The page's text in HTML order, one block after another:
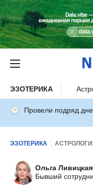
ЭЗОТЕРИКА
Провели подряд
ЭЗОТЕРИКА
Ольга Ливицкая
Бывший